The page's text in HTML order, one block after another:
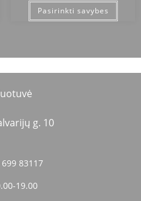
Pasirinkti savybes
g. 10
83117
19.00